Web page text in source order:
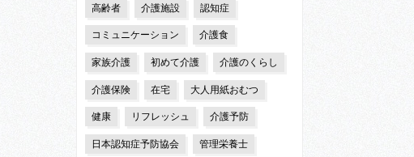
高齢者 介護施設 認知症
コミュニケーション 介護食
家族介護 初めて介護 介護のくらし
介護保険 在宅 大人用紙おむつ
健康 リフレッシュ 介護予防
日本認知症予防協会 管理栄養士